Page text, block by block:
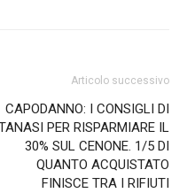
Articolo successivo
CAPODANNO: I CONSIGLI DI
PER RISPARMIARE IL
30% SUL CENONE. 1/5 DI
QUANTO ACQUISTATO
FINISCE TRA I RIFIUTI